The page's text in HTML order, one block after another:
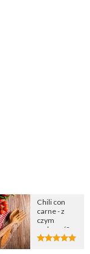
Chili con
carne - z
czym
podawać?